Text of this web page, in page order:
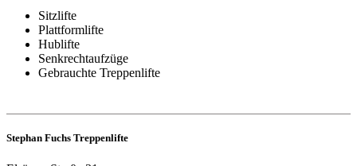
Sitzlifte
Plattformlifte
Hublifte
Senkrechtaufzüge
Gebrauchte Treppenlifte
Stephan Fuchs Treppenlifte